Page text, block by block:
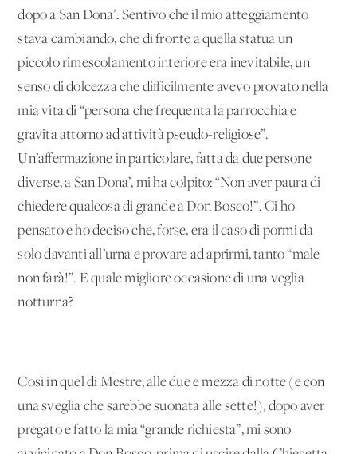
dopo a San Dona’. Sentivo che il mio atteggiamento
stava cambiando, che di fronte a quella statua un
piccolo rimescolamento interiore era inevitabile, un
senso di dolcezza che difficilmente avevo provato nella
mia vita di “persona che frequenta la parrocchia e
gravita attorno ad attività pseudo-religiose”.
Un’affermazione in particolare, fatta da due persone
diverse, a San Dona’, mi ha colpito: “Non aver paura di
chiedere qualcosa di grande a Don Bosco!”. Ci ho
pensato e ho deciso che, forse, era il caso di pormi da
solo davanti all’urna e provare ad aprirmi, tanto “male
non farà!”. E quale migliore occasione di una veglia
notturna?
Così in quel di Mestre, alle due e mezza di notte (e con
una sveglia che sarebbe suonata alle sette!), dopo aver
pregato e fatto la mia “grande richiesta”, mi sono